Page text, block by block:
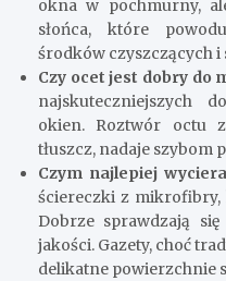
okna w pochmurny,
słońca, które
środków czyszczących
Czy ocet jest dobry do
najskuteczniejszych
okien. Roztwór octu
tłuszcz, nadaje szybom
Czym najlepiej
ściereczki z mikrofibry,
Dobrze sprawdzają
jakości. Gazety, choć
delikatne powierzchnie